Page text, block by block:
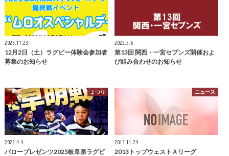
2023.11.23
12月2日（土）ラグビー体験会参加者
募集のお知らせ
2022.5.6
第13回 関西・一宮セブンズ開催およ
び組み合わせのお知らせ
まつり
2025.4.4
バロープレゼンツ2025岐阜県ラグビ
ニュース
2013.11.24
2013トップウェストＡリーグ